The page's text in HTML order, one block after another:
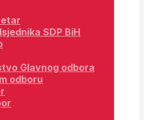
SDP BiH
Glavnog odbora
odboru